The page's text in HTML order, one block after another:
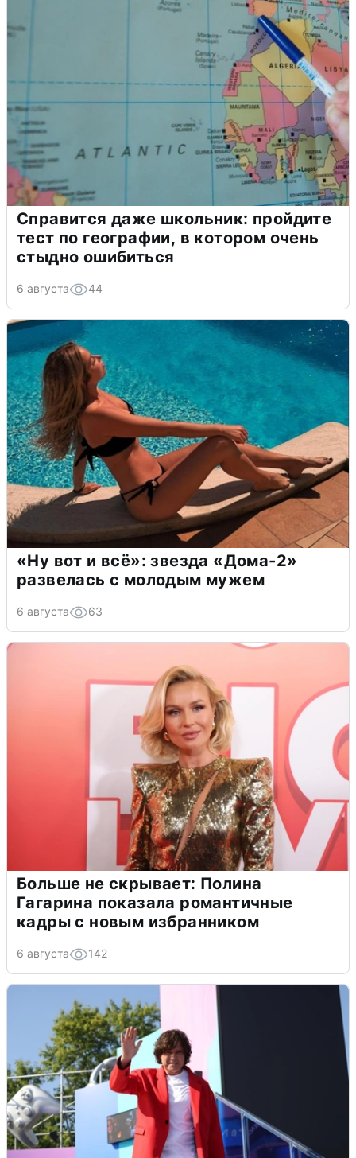
Справится даже школьник: пройдите
тест по географии, в котором очень
стыдно ошибиться
6 августа 44
«Ну вот и всё»: звезда «Дома-2»
развелась с молодым мужем
6 августа 63
Больше не скрывает: Полина
Гагарина показала романтичные
кадры с новым избранником
6 августа 142